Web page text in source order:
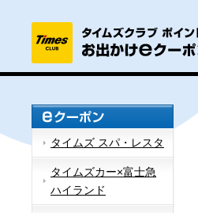
タイムズ スパ・レスタ
タイムズカー×富士急
ハイランド